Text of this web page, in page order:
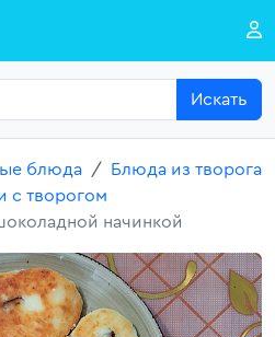
Искать
блюда
Блюда из творога
с творогом
начинкой